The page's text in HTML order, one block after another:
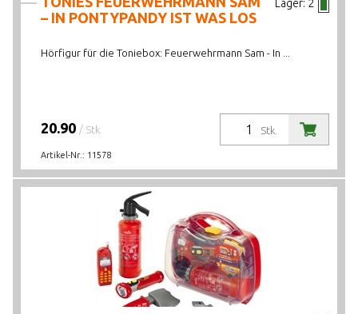
Lager: 2
– IN PONTYPANDY IST WAS LOS
Hörfigur für die Toniebox: Feuerwehrmann Sam - In ...
Stk.
20.90 / Stk.
Artikel-Nr.: 11578